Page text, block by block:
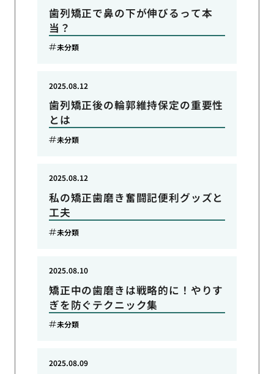
歯列矯正で鼻の下が伸びるって本
当？
未分類
歯列矯正後の輪郭維持保定の重要性
とは
2025.08.12
未分類
私の矯正歯磨き奮闘記便利グッズと
工夫
2025.08.12
未分類
矯正中の歯磨きは戦略的に！やりす
ぎを防ぐテクニック集
2025.08.10
未分類
2025.08.09